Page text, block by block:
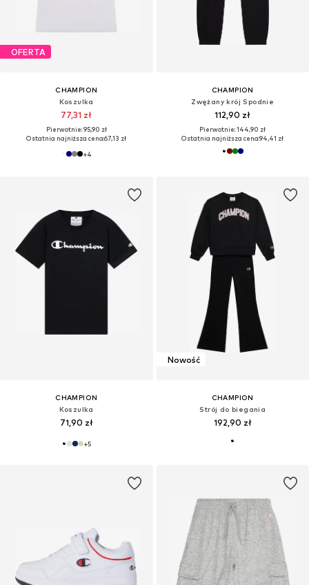
OFERTA
CHAMPION
Koszulka
77,31 zł
Pierwotnie: 95,90 zł
Ostatnia najniższa cena:67,13 zł
+4
CHAMPION
Zwężany krój Spodnie
112,90 zł
Pierwotnie: 144,90 zł
Ostatnia najniższa cena:94,41 zł
CHAMPION
Koszulka
71,90 zł
+5
Nowość
CHAMPION
Strój do biegania
192,90 zł